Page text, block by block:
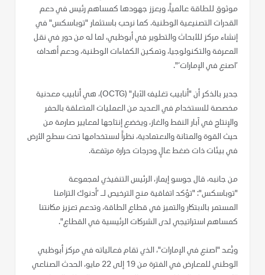
موثوق للطاقة عالمياً، ويعزز جهودها كمساهم رئيس في دعم
القدرات التصنيعية الوطنية. كما نرحب باستثمار "توباسكس" في
إنشاء مركز للأبحاث والتطوير في أبوظبي، لما له من دور في نقل
المعرفة والتكنولوجيا، وتمكين الكفاءات الوطنية، ودعم أهداف
’اصنع في الإمارات‘".
جدير بالذكر أن "أنابيب تغليف الآبار" (OCTG)، هي أنابيب معدنية
مخصصة للاستخدام في العديد من العمليات المتعلقة بالحفر
والإنتاج في آبار النفط والغاز، ويخضع إنتاجها لمعايير صارمة من
حيث القوة والمتانة والاعتمادية، نظراً لاستخدامها تحت سطح الأرض
في بيئات ذات ضغط عالٍ ودرجات حرارة مرتفعة.
من جانبه، قال جوسو إيماز، الرئيس التنفيذي لمجموعة
"توباسكس": "تؤكد اتفاقية منح الترخيص لـ ’أدنوك التزامنا
المستمر بالابتكار والتميز في قطاع الطاقة، وتدعم تعزيز مكانتنا
كمساهم استراتيجي لدى الشركات الرئيسية في القطاع".
ويُعد "اصنع في الإمارات"، الذي تقام فعالياته في مركز أبوظبي
الوطني للمعارض في الفترة من 19 إلى 22 مايو، الحدث الصناعي